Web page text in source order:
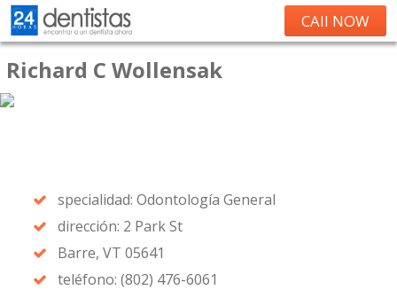
CAll NOW
Richard C Wollensak
specialidad: Odontología General
dirección: 2 Park St
Barre, VT 05641
teléfono: (802) 476-6061